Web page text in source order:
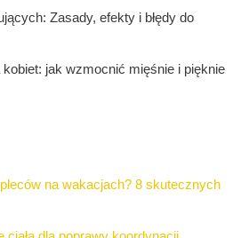
Zasady, efekty i błędy do
jak wzmocnić mięśnie i pięknie
na wakacjach? 8 skutecznych